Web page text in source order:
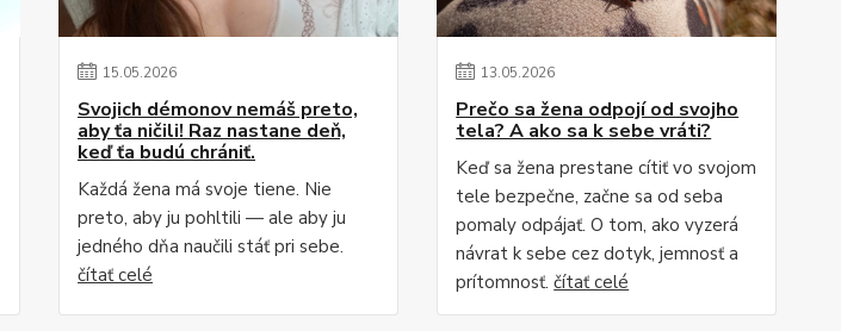
15.05.2026
Svojich démonov nemáš preto,
aby ťa ničili! Raz nastane deň,
keď ťa budú chrániť.
Každá žena má svoje tiene. Nie
preto, aby ju pohltili — ale aby ju
jedného dňa naučili stáť pri sebe.
čítať celé
13.05.2026
Prečo sa žena odpojí od svojho
tela? A ako sa k sebe vráti?
Keď sa žena prestane cítiť vo svojom
tele bezpečne, začne sa od seba
pomaly odpájať. O tom, ako vyzerá
návrat k sebe cez dotyk, jemnosť a
prítomnosť.čítať celé